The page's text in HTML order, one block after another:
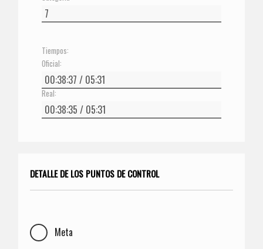
Tiempos:
Oficial:
Real:
DETALLE DE LOS PUNTOS DE CONTROL
Meta